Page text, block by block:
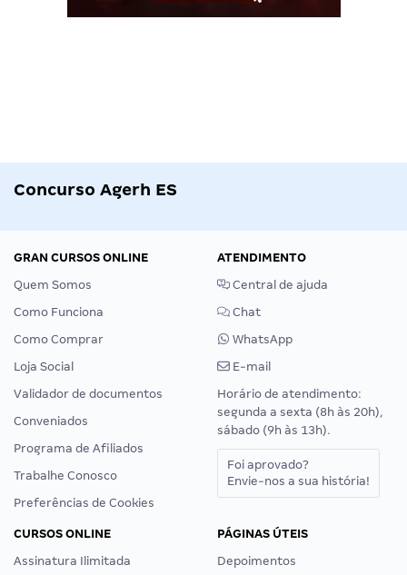
Concurso Agerh ES
GRAN CURSOS ONLINE
Quem Somos
Como Funciona
Como Comprar
Loja Social
Validador de documentos
Conveniados
Programa de Afiliados
Trabalhe Conosco
Preferências de Cookies
ATENDIMENTO
Central de ajuda
Chat
WhatsApp
E-mail
Horário de atendimento:
segunda a sexta (8h às 20h),
sábado (9h às 13h).
Foi aprovado?
Envie-nos a sua história!
CURSOS ONLINE
Assinatura Ilimitada
PÁGINAS ÚTEIS
Depoimentos